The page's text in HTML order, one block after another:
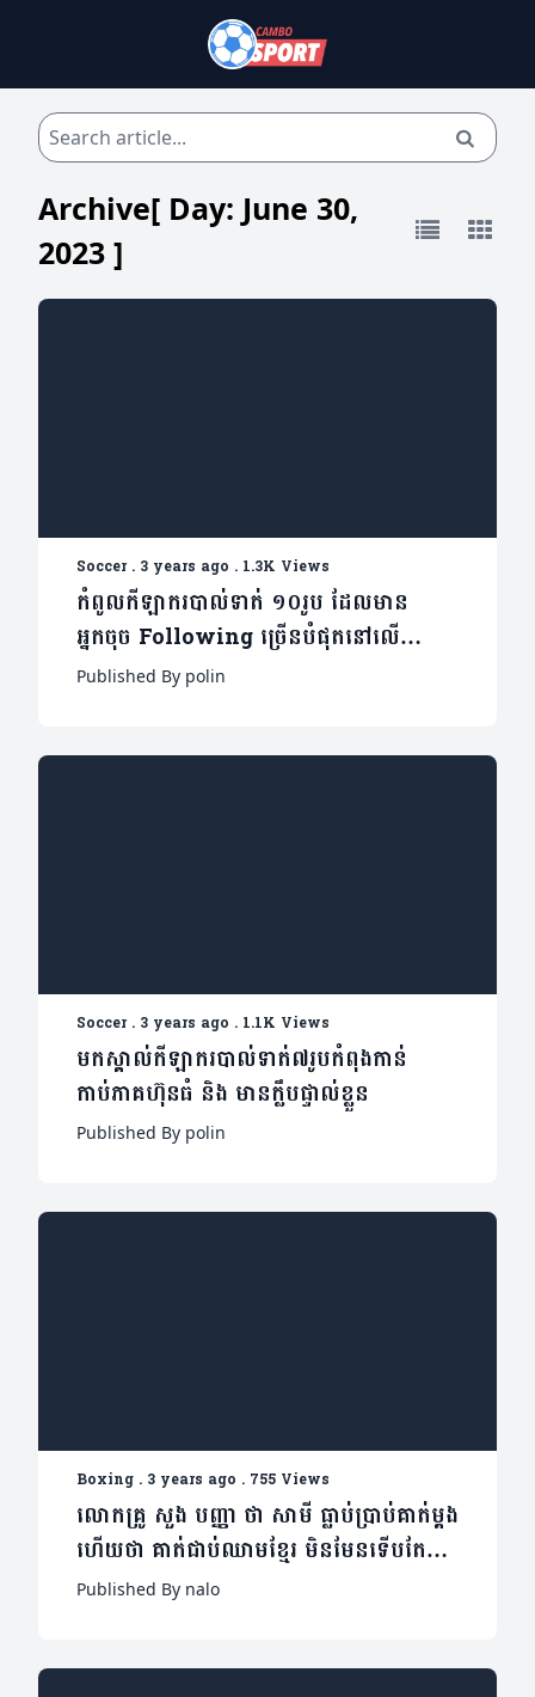
Archive[ Day: June 30,
2023 ]
Soccer. 3 years ago . 1.3K Views
កំពូលកីឡាករបាល់ទាត់ ១០រូប ដែលមាន
អ្នកចុច Following ច្រើនបំផុតនៅលើ
Instagram
Published By polin
Soccer. 3 years ago . 1.1K Views
មកស្គាល់កីឡាករបាល់ទាត់៧រូបកំពុងកាន់
កាប់ភាគហ៊ុនធំ និង មានក្លឹបផ្ទាល់ខ្លួន​
Published By polin
Boxing . 3 years ago . 755 Views
លោកគ្រូ សួង បញ្ញា ថា សាមី ធ្លាប់ប្រាប់គាត់ម្តង
ហើយថា គាត់ជាប់ឈាមខ្មែរ មិនមែនទើបតែថ្មីៗ
នេះទេ
Published By nalo